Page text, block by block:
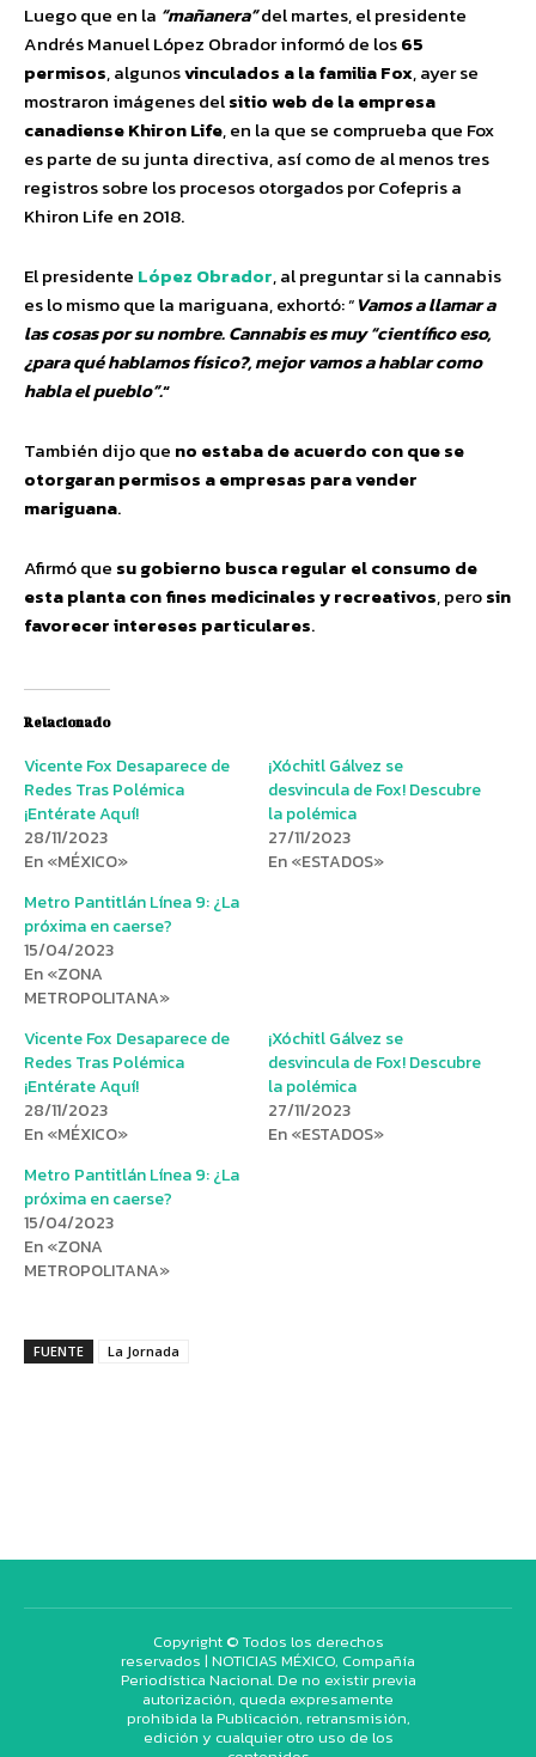
Luego que en la mañanera del martes, el presidente
Andrés Manuel López Obrador informó de los65
permisos, algunosvinculados a la familia Fox, ayer se
mostraron imágenes delsitio web de la empresa
canadiense Khiron Life, en la que se comprueba que Fox
es parte de su junta directiva, así como de al menos tres
registros sobre los procesos otorgados por Cofepris a
Khiron Life en 2018.
El presidente López Obrador, al preguntar si la cannabis
es lo mismo que la mariguana, exhortó: “Vamos a llamar a
las cosas por su nombre. Cannabis es muy científico eso,
¿para qué hablamos físico?, mejor vamos a hablar como
habla el pueblo .“
También dijo que no estaba de acuerdo con que se
otorgaran permisos a empresas para vender
mariguana.
Afirmó que su gobierno busca regular el consumo de
esta planta con fines medicinales y recreativos, perosin
favorecer intereses particulares.
Relacionado
Vicente Fox Desaparece de
Redes Tras Polémica
¡Entérate Aquí!
28/11/2023
En «MÉXICO»
¡Xóchitl Gálvez se
desvincula de Fox! Descubre
la polémica
27/11/2023
En «ESTADOS»
Metro Pantitlán Línea 9: ¿La
próxima en caerse?
15/04/2023
En «ZONA
METROPOLITANA»
Vicente Fox Desaparece de
Redes Tras Polémica
¡Entérate Aquí!
28/11/2023
En «MÉXICO»
¡Xóchitl Gálvez se
desvincula de Fox! Descubre
la polémica
27/11/2023
En «ESTADOS»
Metro Pantitlán Línea 9: ¿La
próxima en caerse?
15/04/2023
En «ZONA
METROPOLITANA»
FUENTE La Jornada
Copyright © Todos los derechos
reservados | NOTICIAS MÉXICO, Compañía
Periodística Nacional. De no existir previa
autorización, queda expresamente
prohibida la Publicación, retransmisión,
edición y cualquier otro uso de los